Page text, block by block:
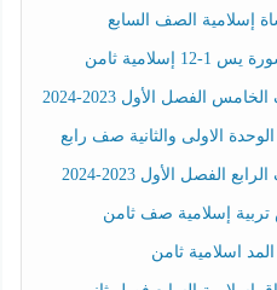
إسلامية الصف السابع
ثامن
الفصل الأول 2023-2024
الاولى والثانية صف رابع
الأول 2023-2024
إسلامية صف ثامن
اسلامية ثامن